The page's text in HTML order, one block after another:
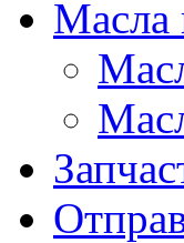
Масла